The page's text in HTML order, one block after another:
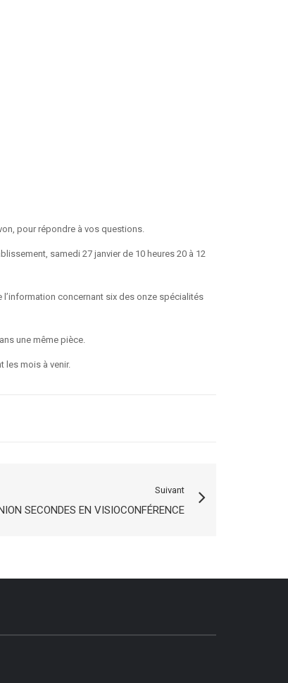
pour répondre à vos questions.
samedi 27 janvier de 10 heures 20 à 12
concernant six des onze spécialités
une même pièce.
les mois à venir.
Suivant
SECONDES EN VISIOCONFÉRENCE